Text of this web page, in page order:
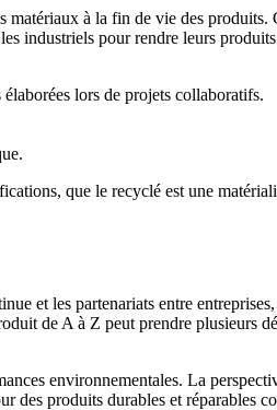
à la fin de vie des produits.
industriels pour rendre leurs
lors de projets collaboratifs.
que le recyclé est une
et les partenariats entre
de A à Z peut prendre plusieurs
environnementales. La
des produits durables et réparables